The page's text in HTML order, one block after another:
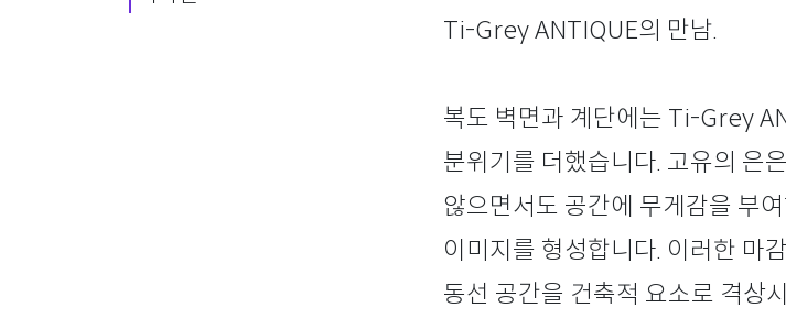
Ti-Grey ANTIQUE의 만남.
복도 벽면과 계단에는 Ti-Grey
분위기를 더했습니다. 고유의 은
않으면서도 공간에 무게감을 부
이미지를 형성합니다. 이러한 마
동선 공간을 건축적 요소로 격상